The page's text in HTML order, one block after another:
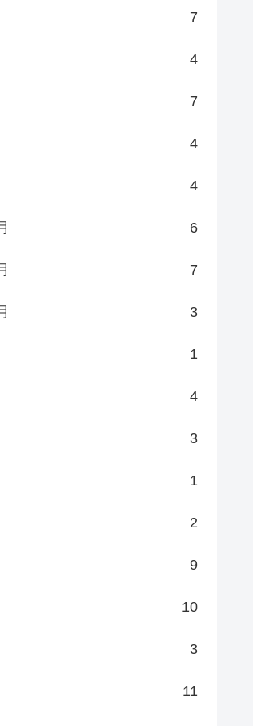
7
4
7
4
4
6
7
3
1
4
3
1
2
9
10
3
11